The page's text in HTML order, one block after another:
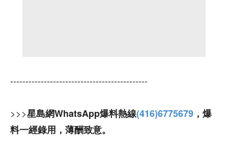
---------------------------------------------
>>>星島網WhatsApp爆料熱線(416)6775679 ，爆
料一經錄用，薄酬致意。